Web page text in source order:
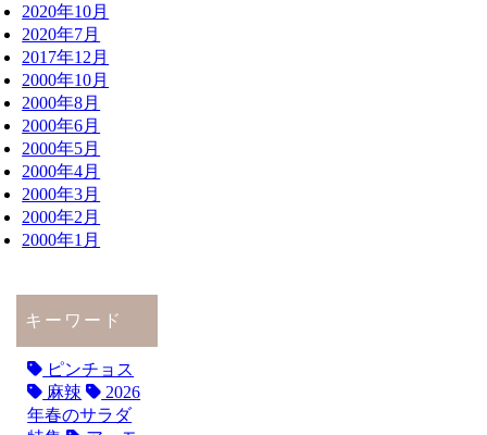
2020年10月
2020年7月
2017年12月
2000年10月
2000年8月
2000年6月
2000年5月
2000年4月
2000年3月
2000年2月
2000年1月
キーワード
ピンチョス
麻辣
2026
年春のサラダ